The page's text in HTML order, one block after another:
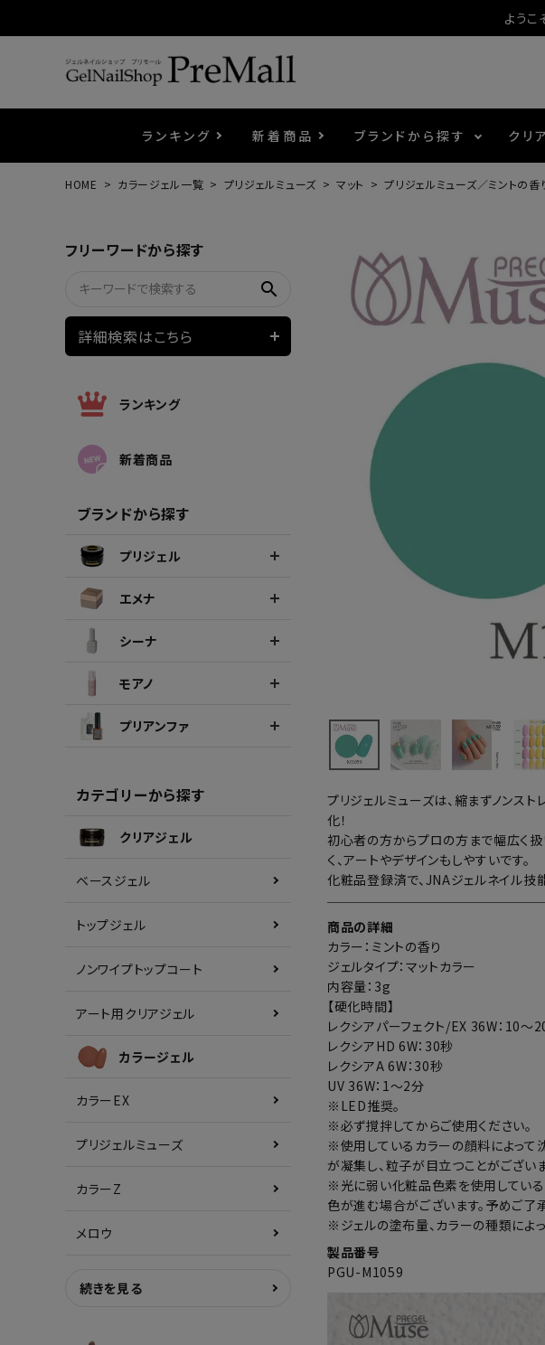
ようこ
ランキング 新着商品 ブランドから探す クリ
マグネティジェル
ウェービージェル 3Dクレイジェル
ファージェル
ポリッシュ・マニキュア
ピンセット・シザー・スパチュラ
ネイルマシン LEDライト
パウダー・フレーク
HOME カラージェル一覧 プリジェルミューズ マット プリジェルミューズ／ミントの香
フリーワードから探す
search
詳細検索はこちら
ランキング
新着商品
ブランドから探す
プリジェル
エメナ
シーナ
モアノ
プリアンファ
カテゴリーから探す
クリアジェル
ベースジェル
トップジェル
ノンワイプトップコート
アート用クリアジェル
カラージェル
カラーEX
プリジェルミューズ
カラーZ
メロウ
続きを見る
プリジェルミューズは、縮まずノンス
化！
初心者の方からプロの方まで幅広く
く、アートやデザインもしやすいです。
化粧品登録済で、JNAジェルネイル
商品の詳細
カラー：ミントの香り
ジェルタイプ：マットカラー
内容量：3g
【硬化時間】
レクシアパーフェクト/EX 36W：10～
レクシアHD 6W：30秒
レクシアA 6W：30秒
UV 36W：1～2分
※LED推奨。
※必ず撹拌してからご使用ください。
※使用しているカラーの顔料によって
が凝集し、粒子が目立つことがございま
※光に弱い化粧品色素を使用している
色が進む場合がございます。予めご了
※ジェルの塗布量、カラーの種類によ
製品番号
PGU-M1059